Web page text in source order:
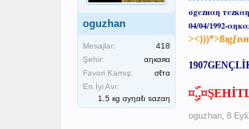
oguzhan
Mesajlar:
418
Şehir:
αηкαяα
Favori Kamış:
σℓтα
En İyi Avı:
1.5 кg αуηαℓı ѕαzαη
σgυzнαη тυzкαη
04/04/1992-
1907
¤ۣۜ..¤
oguzhan 8